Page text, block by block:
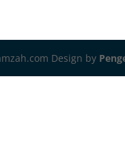
Design by